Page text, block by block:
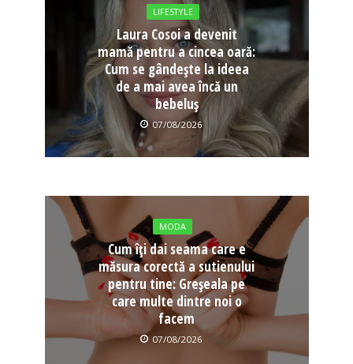
LIFESTYLE
Laura Cosoi a devenit
mamă pentru a cincea oară:
Cum se gândește la ideea
de a mai avea încă un
bebeluș
07/08/2026
MODA
Cum îți dai seama care e
măsura corectă a sutienului
pentru tine: Greșeala pe
care multe dintre noi o
facem
07/08/2026